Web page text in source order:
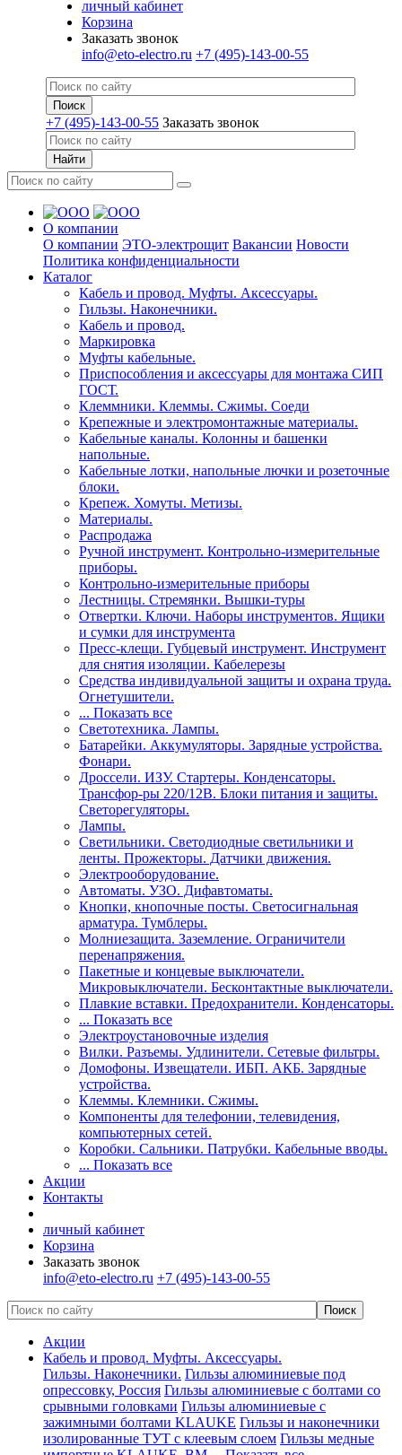
личный кабинет
Корзина
Заказать звонок
info@eto-electro.ru +7 (495)-143-00-55
+7 (495)-143-00-55 Заказать звонок
О компании
О компании ЭТО-электрощит Вакансии Новости
Политика конфиденциальности
Каталог
Кабель и провод. Муфты. Аксессуары.
Гильзы. Наконечники.
Кабель и провод.
Маркировка
Муфты кабельные.
Приспособления и аксессуары для монтажа СИП
ГОСТ.
Клеммники. Клеммы. Сжимы. Соеди
Крепежные и электромонтажные материалы.
Кабельные каналы. Колонны и башенки
напольные.
Кабельные лотки, напольные лючки и розеточные
блоки.
Крепеж. Хомуты. Метизы.
Материалы.
Распродажа
Ручной инструмент. Контрольно-измерительные
приборы.
Контрольно-измерительные приборы
Лестницы. Стремянки. Вышки-туры
Отвертки. Ключи. Наборы инструментов. Ящики
и сумки для инструмента
Пресс-клещи. Губцевый инструмент. Инструмент
для снятия изоляции. Кабелерезы
Средства индивидуальной защиты и охрана труда.
Огнетушители.
... Показать все
Светотехника. Лампы.
Батарейки. Аккумуляторы. Зарядные устройства.
Фонари.
Дроссели. ИЗУ. Стартеры. Конденсаторы.
Трансфор-ры 220/12В. Блоки питания и защиты.
Светорегуляторы.
Лампы.
Светильники. Светодиодные светильники и
ленты. Прожекторы. Датчики движения.
Электрооборудование.
Автоматы. УЗО. Дифавтоматы.
Кнопки, кнопочные посты. Светосигнальная
арматура. Тумблеры.
Молниезащита. Заземление. Ограничители
перенапряжения.
Пакетные и концевые выключатели.
Микровыключатели. Бесконтактные выключатели.
Плавкие вставки. Предохранители. Конденсаторы.
... Показать все
Электроустановочные изделия
Вилки. Разъемы. Удлинители. Сетевые фильтры.
Домофоны. Извещатели. ИБП. АКБ. Зарядные
устройства.
Клеммы. Клемники. Сжимы.
Компоненты для телефонии, телевидения,
компьютерных сетей.
Коробки. Сальники. Патрубки. Кабельные вводы.
... Показать все
Акции
Контакты
личный кабинет
Корзина
Заказать звонок
info@eto-electro.ru +7 (495)-143-00-55
Акции
Кабель и провод. Муфты. Аксессуары.
Гильзы. Наконечники. Гильзы алюминиевые под
опрессовку, Россия Гильзы алюминиевые с болтами со
срывными головками Гильзы алюминиевые с
зажимными болтами KLAUKE Гильзы и наконечники
изолированные ТУТ с клеевым слоем Гильзы медные